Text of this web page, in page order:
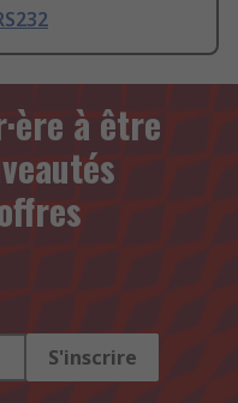
à être
S'inscrire